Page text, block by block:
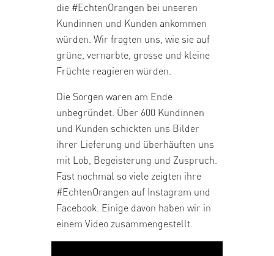
die #EchtenOrangen bei unseren
Kundinnen und Kunden ankommen
würden. Wir fragten uns, wie sie auf
grüne, vernarbte, grosse und kleine
Früchte reagieren würden.
Die Sorgen waren am Ende
unbegründet. Über 600 Kundinnen
und Kunden schickten uns Bilder
ihrer Lieferung und überhäuften uns
mit Lob, Begeisterung und Zuspruch.
Fast nochmal so viele zeigten ihre
#EchtenOrangen auf Instagram und
Facebook. Einige davon haben wir in
einem Video zusammengestellt.